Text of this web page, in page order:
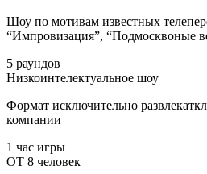
Шоу по мотивам известных
“Импровизация”, “Подмосквоные
5 раундов
Низкоинтелектуальное шоу
Формат исключительно
компании
1 час игры
ОТ 8 человек